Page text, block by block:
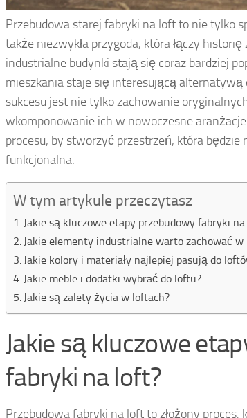
Przebudowa starej fabryki na loft to nie tylko
także niezwykła przygoda, która łączy
industrialne budynki stają się coraz bardziej
mieszkania staje się interesującą alternatywą
sukcesu jest nie tylko zachowanie
wkomponowanie ich w nowoczesne
procesu, by stworzyć przestrzeń, która
funkcjonalna.
W tym artykule przeczytasz
Jakie są kluczowe etapy przebudowy fabryki
Jakie elementy industrialne warto zachować w
Jakie kolory i materiały najlepiej pasują do
Jakie meble i dodatki wybrać do loftu?
Jakie są zalety życia w loftach?
Jakie są kluczowe
fabryki na loft?
Przebudowa fabryki na loft to złożony